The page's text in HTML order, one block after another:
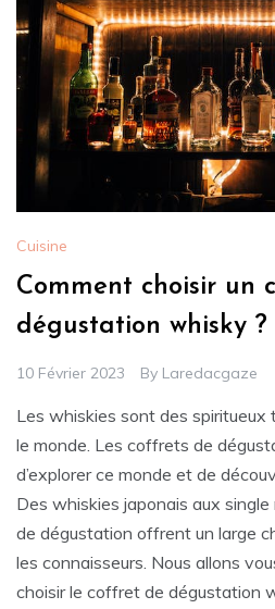
Cuisine
Comment choisir un
dégustation whisky ?
10 Février 2023 By Laredacgaze
Les whiskies sont des spiritueux
le monde. Les coffrets de
d’explorer ce monde et de
Des whiskies japonais aux
de dégustation offrent un large
les connaisseurs. Nous allons
choisir le coffret de dégustation